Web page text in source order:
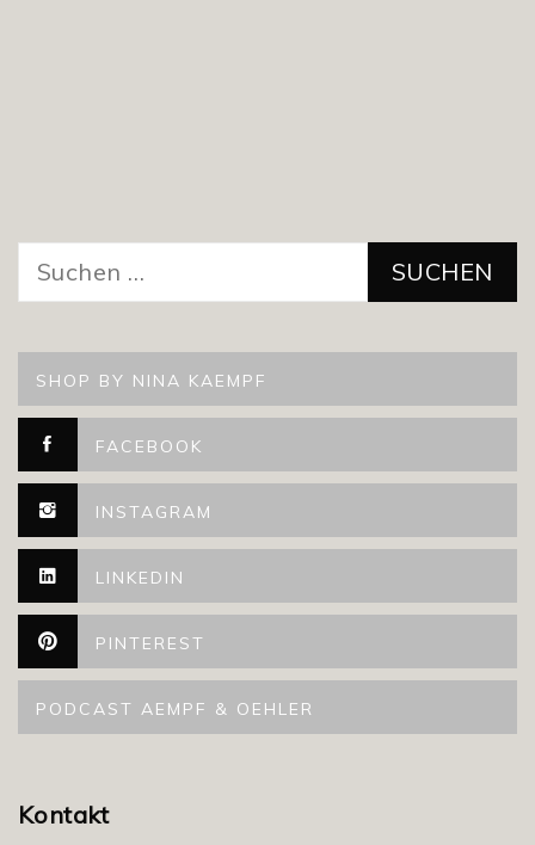
nach:
SHOP BY NINA KAEMPF
FACEBOOK
INSTAGRAM
LINKEDIN
PINTEREST
PODCAST AEMPF & OEHLER
Kontakt